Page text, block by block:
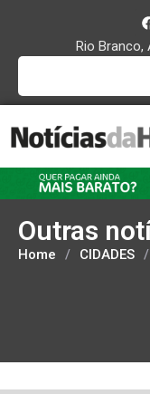
Rio Branco,
Outras
Home / CIDADES /